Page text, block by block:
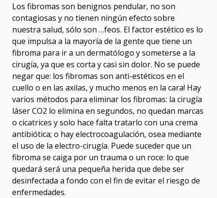
Los fibromas son benignos pendular, no son
contagiosas y no tienen ningún efecto sobre
nuestra salud, sólo son …feos. El factor estético es lo
que impulsa a la mayoría de la gente que tiene un
fibroma para ir a un dermatólogo y someterse a la
cirugía, ya que es corta y casi sin dolor. No se puede
negar que: los fibromas son anti-estéticos en el
cuello o en las axilas, y mucho menos en la cara! Hay
varios métodos para eliminar los fibromas: la cirugía
láser CO2 lo elimina en segundos, no quedan marcas
o cicatrices y solo hace falta tratarlo con una crema
antibiótica; o hay electrocoagulación, osea mediante
el uso de la electro-cirugía. Puede suceder que un
fibroma se caiga por un trauma o un roce: lo que
quedará será una pequeña herida que debe ser
desinfectada a fondo con el fin de evitar el riesgo de
enfermedades.